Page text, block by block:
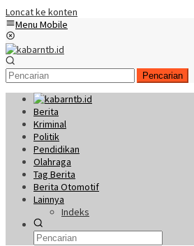
Loncat ke konten
Menu Mobile
Pencarian
Berita
Kriminal
Politik
Pendidikan
Olahraga
Tag Berita
Berita Otomotif
Lainnya
Indeks